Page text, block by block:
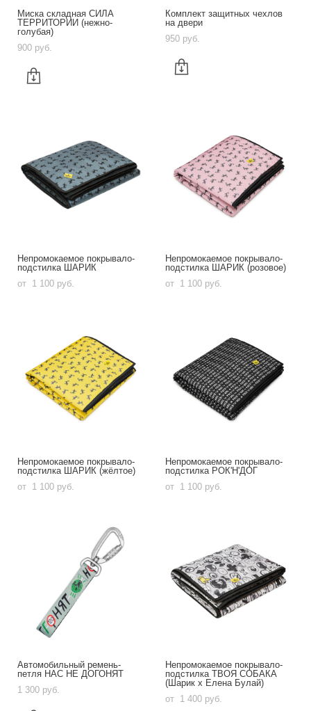
Миска складная СИЛА
ТЕРРИТОРИИ (нежно-
голубая)
900 pуб.
Комплект защитных чехлов
на двери
950 pуб.
Непромокаемое покрывало-
подстилка ШАРИК
от 1 100 pуб.
Непромокаемое покрывало-
подстилка ШАРИК (розовое)
от 1 100 pуб.
Непромокаемое покрывало-
подстилка ШАРИК (жёлтое)
от 1 100 pуб.
Непромокаемое покрывало-
подстилка РОК'Н'ДОГ
от 1 100 pуб.
Автомобильный ремень-
петля НАС НЕ ДОГОНЯТ
1 300 pуб.
Непромокаемое покрывало-
подстилка ТВОЯ СОБАКА
(Шарик х Елена Булай)
от 1 400 pуб.